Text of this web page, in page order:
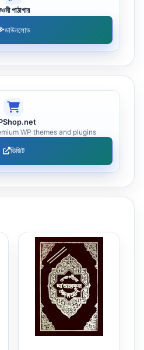
পাঠাগার
ডাউনলোড
WP themes and plugins
ভিজিট